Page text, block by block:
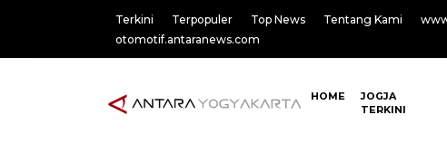
Terkini Terpopuler Top News Tentang Kami
otomotif.antaranews.com
HOME
JOGJA
TERKINI